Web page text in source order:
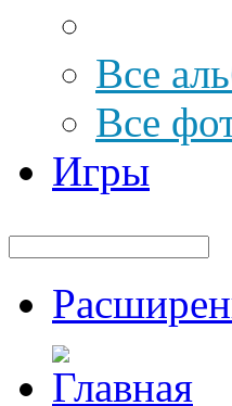
Все
Все
Игры